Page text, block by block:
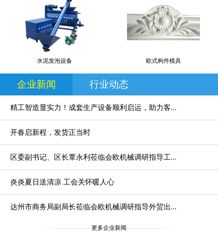
水泥发泡设备 欧式构件模具
企业新闻 行业动态
精工智造显实力！成套生产设备顺利启运，助力客...
开春启新程，发货正当时
区委副书记、区长覃永利莅临会欧机械调研指导工...
炎炎夏日送清凉 工会关怀暖人心
达州市商务局副局长莅临会欧机械调研指导外贸出...
更多企业新闻